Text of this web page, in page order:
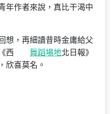
年作者來說，真比干渴中
想，再細讀昔時金庸給父
西
舞蹈場地北日報》
欣喜莫名。